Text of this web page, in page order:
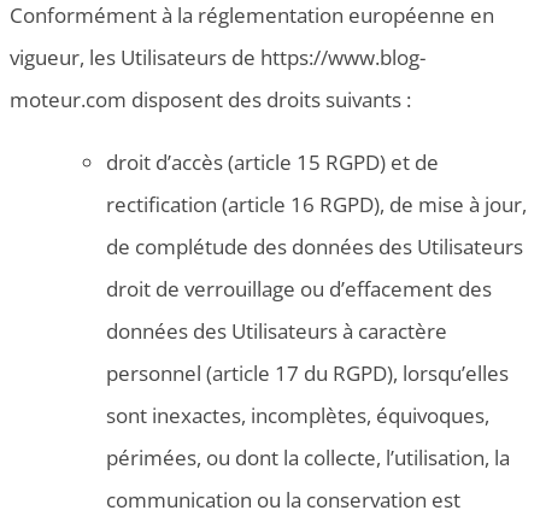
Conformément à la réglementation européenne en
vigueur, les Utilisateurs de https://www.blog-
moteur.com disposent des droits suivants :
droit d’accès (article 15 RGPD) et de
rectification (article 16 RGPD), de mise à jour,
de complétude des données des Utilisateurs
droit de verrouillage ou d’effacement des
données des Utilisateurs à caractère
personnel (article 17 du RGPD), lorsqu’elles
sont inexactes, incomplètes, équivoques,
périmées, ou dont la collecte, l’utilisation, la
communication ou la conservation est